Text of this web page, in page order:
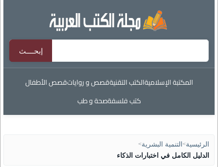
المكتبة الإسلاميةالكتب التقنيةقصص و رواياتقصص الأطفال
كتب فلسفةصحة و طب
الرئيسية> التنمية البشرية>
الدليل الكامل في اختبارات الذكاء